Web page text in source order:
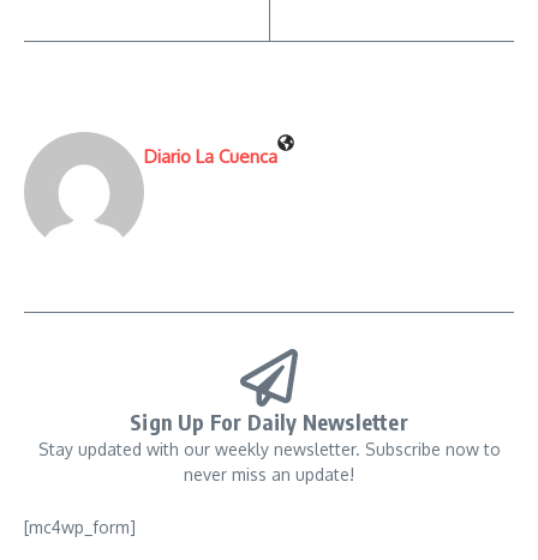
Diario La Cuenca
Sign Up For Daily Newsletter
Stay updated with our weekly newsletter. Subscribe now to
never miss an update!
[mc4wp_form]